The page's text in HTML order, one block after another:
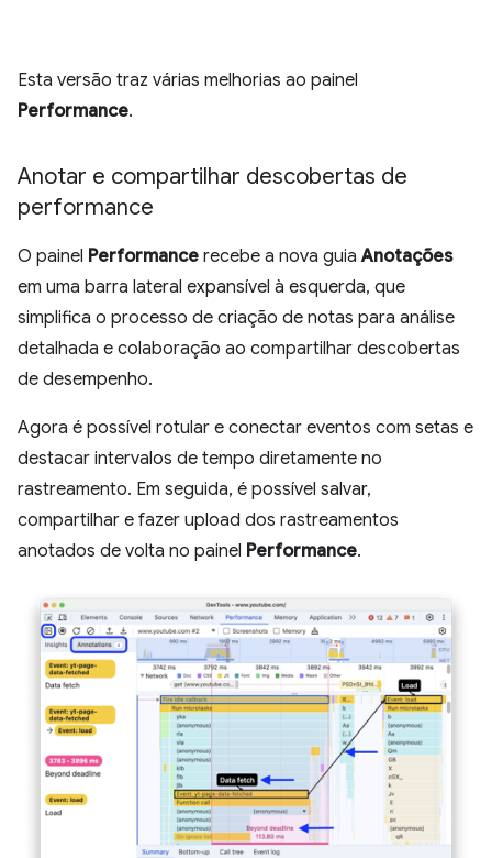
Esta versão traz várias melhorias ao painel
Performance.
Anotar e compartilhar descobertas de
performance
O painel Performance recebe a nova guiaAnotações
em uma barra lateral expansível à esquerda, que
simplifica o processo de criação de notas para análise
detalhada e colaboração ao compartilhar descobertas
de desempenho.
Agora é possível rotular e conectar eventos com setas e
destacar intervalos de tempo diretamente no
rastreamento. Em seguida, é possível salvar,
compartilhar e fazer upload dos rastreamentos
anotados de volta no painel Performance.